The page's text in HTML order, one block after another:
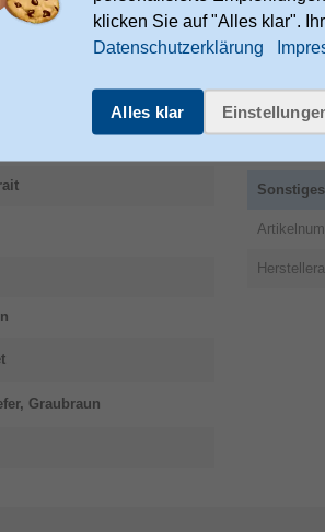
Graubraun
Gewicht
Breite
Sonstiges
klicken Sie auf "Alles klar".
Datenschutzerklärung
Alles klar